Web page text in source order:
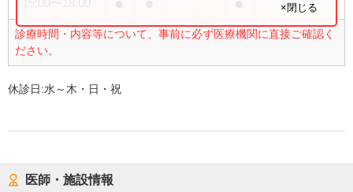
診療時間・内容等について、事前に必ず医療機関に直接ご確認く
ださい。
×閉じる
休診日:水～木・日・祝
医師・施設情報